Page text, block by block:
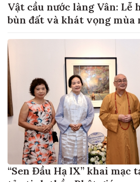
Vật cầu nước làng Vân: Lễ
bùn đất và khát vọng mùa
“Sen Đầu Hạ IX” khai mạc